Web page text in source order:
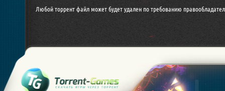
Любой торрент файл может будет удален по требованию